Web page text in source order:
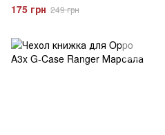
175 грн 249 грн